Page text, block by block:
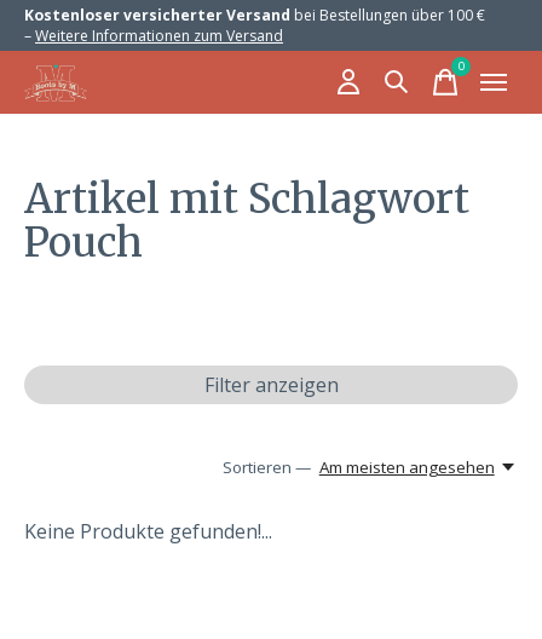
Kostenloser versicherter Versand bei Bestellungen über 100 €
–Weitere Informationen zum Versand
0items
Artikel mit Schlagwort
Pouch
Filter anzeigen
Sortieren — Am meisten angesehen
Keine Produkte gefunden!...